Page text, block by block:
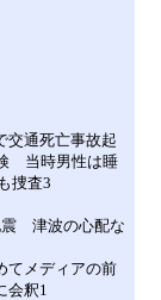
交通死亡事故起
当時男性は睡
捜査3
震 津波の心配な
てメディアの前
会釈1